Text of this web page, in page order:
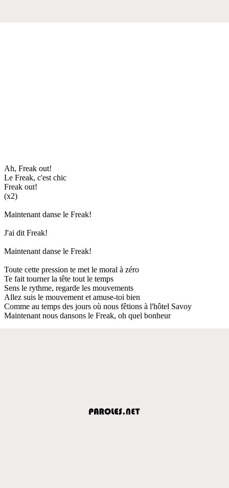
Ah, Freak out!
Le Freak, c'est chic
Freak out!
(x2)
Maintenant danse le Freak!
J'ai dit Freak!
Maintenant danse le Freak!
Toute cette pression te met le moral à zéro
Te fait tourner la tête tout le temps
Sens le rythme, regarde les mouvements
Allez suis le mouvement et amuse-toi bien
Comme au temps des jours où nous fêtions à l'hôtel Savoy
Maintenant nous dansons le Freak, oh quel bonheur